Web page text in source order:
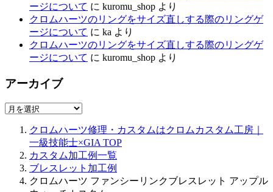
ージについて に kuromu_shop より
クロムハーツのリングをサイズ直しする際のリングゲ
ージについて に ka より
クロムハーツのリングをサイズ直しする際のリングゲ
ージについて に kuromu_shop より
アーカイブ
ア
クロムハーツ修理・カスタムはクロムカスタム工房｜
一級技能士×GIA TOP
カスタム加工例一覧
ブレスレット加工例
クロムハーツ ファンシーリンクブレスレット アップル